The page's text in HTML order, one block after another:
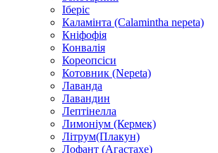
Іберіс
Каламінта (Calamintha nepeta)
Кніфофія
Конвалія
Кореопсіси
Котовник (Nepeta)
Лаванда
Лавандин
Лептінелла
Лимоніум (Кермек)
Літрум(Плакун)
Лофант (Агастахе)